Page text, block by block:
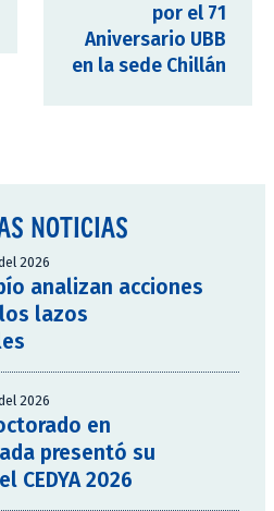
por el 71
Aniversario UBB
en la sede Chillán
NOTICIAS
2026
analizan acciones
lazos
2026
en
presentó su
CEDYA 2026